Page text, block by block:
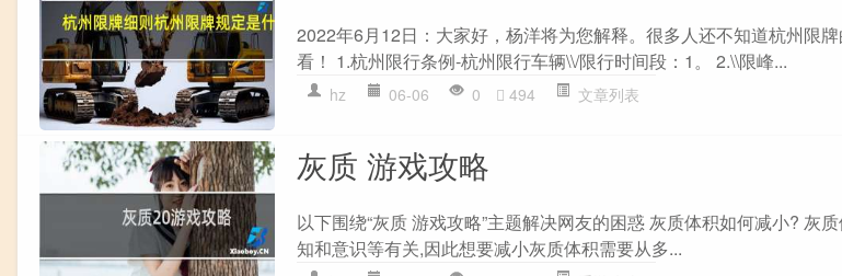
2022年6月12日：大家好，杨洋将为您解释。很多人还不知道杭州限
看！ 1.杭州限行条例-杭州限行车辆\\/限行时间段：1。 2.\\限峰...
hz 06-06 0 494 文章列表
灰质 游戏攻略
以下围绕“灰质 游戏攻略”主题解决网友的困惑 灰质体积如何减小? 灰
知和意识等有关,因此想要减小灰质体积需要从多...